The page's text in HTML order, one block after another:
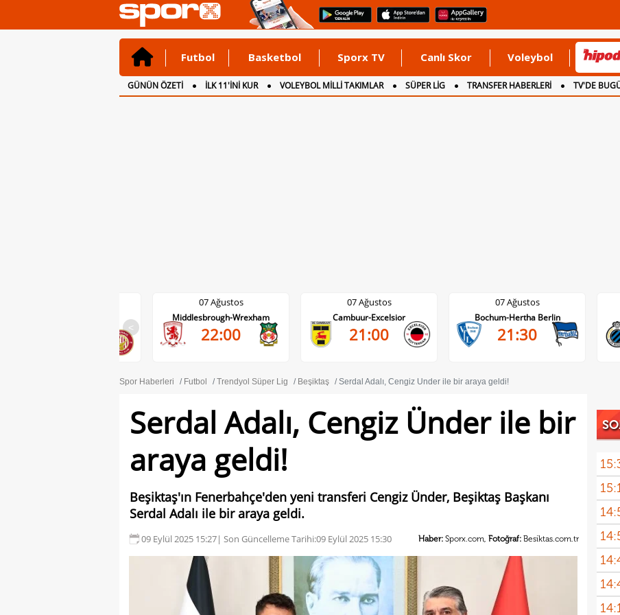
Futbol Basketbol Sporx TV Canlı Skor Voleybol
GÜNÜN ÖZETİ İLK 11'İNİ KUR VOLEYBOL MİLLİ TAKIMLAR SÜPER LİG TRANSFER HABERLERİ TV'DE
CANLI ANLATIM
İNGİLTERE
<
07 Ağustos
Middlesbrough-Wrexham
22:00
07 Ağustos
Cambuur-Excelsior
21:00
07 Ağustos
Bochum-Hertha Berlin
21:30
Spor Haberleri Futbol Trendyol Süper Lig Beşiktaş Serdal Adalı, Cengiz Ünder ile bir araya geldi!
Serdal Adalı, Cengiz Ünder ile bir
araya geldi!
Beşiktaş'ın Fenerbahçe'den yeni transferi Cengiz Ünder, Beşiktaş Başkanı
Serdal Adalı ile bir araya geldi.
09 Eylül 2025 15:27| Son Güncelleme Tarihi:09 Eylül 2025 15:30 Haber: Sporx.com, Fotoğraf: Besiktas.com.tr